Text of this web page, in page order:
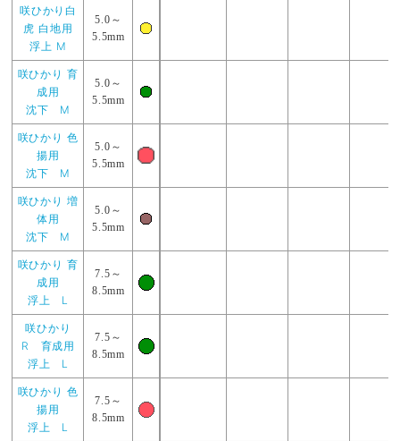
咲ひかり白
虎 白地用
浮上 M
5.0～
5.5mm
咲ひかり 育
成用
沈下 M
5.0～
5.5mm
咲ひかり 色
揚用
沈下 M
5.0～
5.5mm
咲ひかり 増
体用
沈下 M
5.0～
5.5mm
咲ひかり 育
成用
浮上 L
7.5～
8.5mm
咲ひかり
R 育成用
浮上 L
7.5～
8.5mm
咲ひかり 色
揚用
浮上 L
7.5～
8.5mm